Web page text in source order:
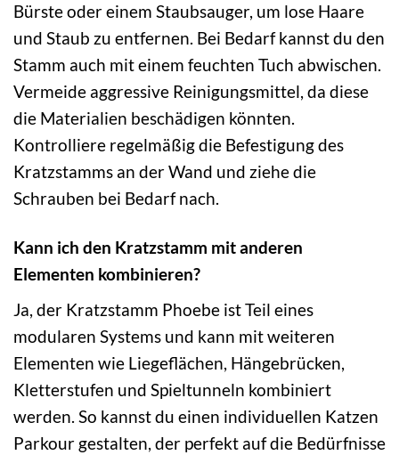
Bürste oder einem Staubsauger, um lose Haare
und Staub zu entfernen. Bei Bedarf kannst du den
Stamm auch mit einem feuchten Tuch abwischen.
Vermeide aggressive Reinigungsmittel, da diese
die Materialien beschädigen könnten.
Kontrolliere regelmäßig die Befestigung des
Kratzstamms an der Wand und ziehe die
Schrauben bei Bedarf nach.
Kann ich den Kratzstamm mit anderen
Elementen kombinieren?
Ja, der Kratzstamm Phoebe ist Teil eines
modularen Systems und kann mit weiteren
Elementen wie Liegeflächen, Hängebrücken,
Kletterstufen und Spieltunneln kombiniert
werden. So kannst du einen individuellen Katzen
Parkour gestalten, der perfekt auf die Bedürfnisse